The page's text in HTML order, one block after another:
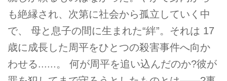
も絶縁され、次第に社会から孤立していく中
で、 母と息子の間に生まれた“絆”。それは 17
歳に成長した周平をひとつの殺害事件へ向か
わせる......。 何が周平を追い込んだのか?彼が